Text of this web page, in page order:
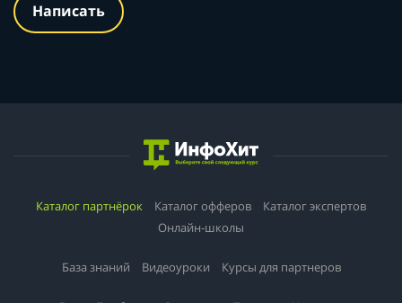
Написать
Каталог партнёрок Каталог офферов
Каталог экспертов
Онлайн-школы
База знаний Видеоуроки Курсы для партнеров